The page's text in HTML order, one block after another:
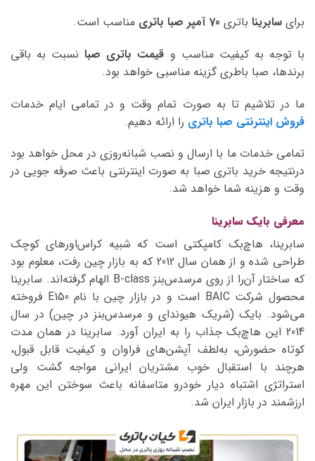
برای سابرینا باتری 70 آمپر صبا باتری مناسب است.
با توجه به کیفیت مناسب و قیمت باتری صبانسبت به باقی
برندها، صبا باطری گزینه مناسبی خواهد بود.
ما در تلاشیم تا به صورت تمام وقت و در تمامی ایام خدمات
فروش اینترنتی صبا باتری را ارائه دهیم.
تمامی خدمات ما با ارسال و نصب شبانه‌روزی در محل خواهد بود
درنتیجه خرید باتری صبا به صورت اینترنتی باعث صرفه جویی در
وقت و هزینه شما خواهد شد.
معرفی بایک سابرینا
سابرینا، هاچ‌بک کامپکتی است که شبیه کراس‌اورهای کوچک
طراحی شده و از همان سال 2012 که به بازار چین رفت، معلوم بود
که ساختار آن‌را از روی مرسدس‌بنز B-class الهام گرفته‌اند. سابرینا
محصول شرکت BAIC است و در بازار چین با نام E150 فروخته
می‌شود. بایک (شریک هیوندای و مرسدس‌بنز در چین) در سال
2014 این هاچ‌بک جذاب را به ایران آورد. سابرینا در همان مدت
کوتاه حضورش، به‌لطف آپشن‌های فراوان و کیفیت قابل قبول،
هرچند با استقبال خوب مشتریان ایرانی مواجه گشت ولی
استراتژی اشتباه دیار خودرو متاسفانه باعث سوختن این مهره
ارزشمند در بازار ایران شد.
نمایشگر
ویدیو